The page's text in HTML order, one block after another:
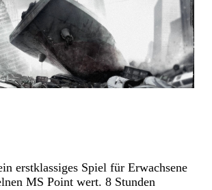
erstklassiges Spiel für Erwachsene
MS Point wert. 8 Stunden